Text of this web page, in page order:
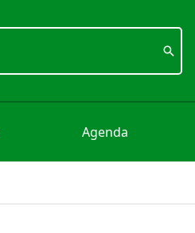
Agenda